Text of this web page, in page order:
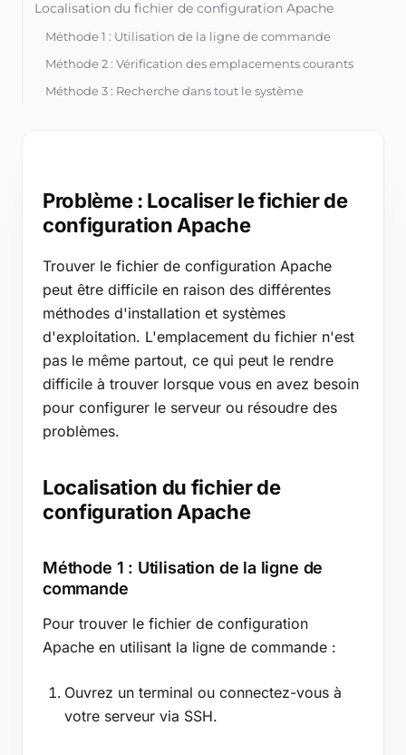
Blog
Contactez-nous
Essai gratuit
Localisation du fichier de configuration Apache
Méthode 1 : Utilisation de la ligne de commande
Méthode 2 : Vérification des emplacements courants
Méthode 3 : Recherche dans tout le système
Problème : Localiser le fichier de
configuration Apache
Trouver le fichier de configuration Apache
peut être difficile en raison des différentes
méthodes d'installation et systèmes
d'exploitation. L'emplacement du fichier n'est
pas le même partout, ce qui peut le rendre
difficile à trouver lorsque vous en avez besoin
pour configurer le serveur ou résoudre des
problèmes.
Localisation du fichier de
configuration Apache
Méthode 1 : Utilisation de la ligne de
commande
Pour trouver le fichier de configuration
Apache en utilisant la ligne de commande :
Ouvrez un terminal ou connectez-vous à
votre serveur via SSH.